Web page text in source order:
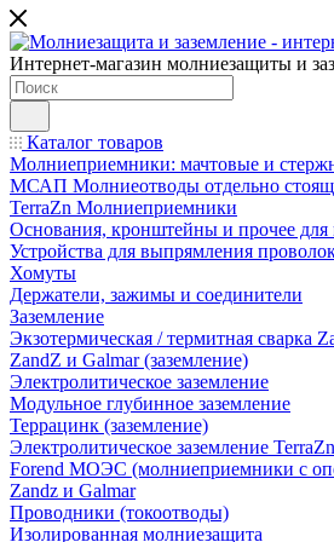
Интернет-магазин молниезащиты и
Каталог товаров
Молниеприемники: мачтовые и
МСАП Молниеотводы отдельно
TerraZn Молниеприемники
Основания, кронштейны и прочее
Устройства для выпрямления
Хомуты
Держатели, зажимы и соединители
Заземление
Экзотермическая / термитная сварка
ZandZ и Galmar (заземление)
Электролитическое заземление
Модульное глубинное заземление
Террацинк (заземление)
Электролитическое заземление TerraZn
Forend МОЭС (молниеприемники с
Zandz и Galmar
Проводники (токоотводы)
Изолированная молниезащита